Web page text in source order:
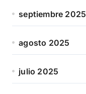
septiembre 2025
agosto 2025
julio 2025